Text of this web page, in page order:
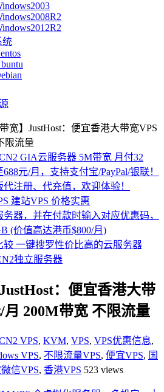
统
宽】JustHost：便宜香港大带宽VPS
限流量
：便宜香港大带
月 200M带宽 不限流量
VPS, KVM, VPS, VPS优惠信息,
VPS, 不限流量VPS, 便宜VPS, 国
信VPS, 香港VPS 523 views